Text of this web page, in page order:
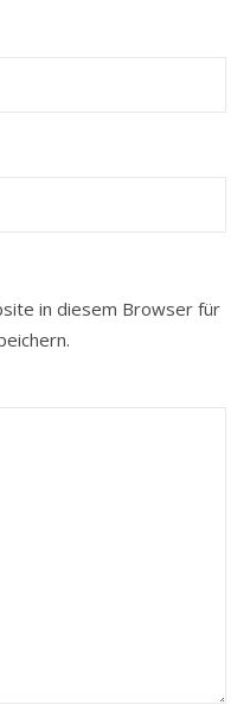
in diesem Browser für